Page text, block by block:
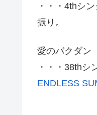
・・・4thシ
振り。
愛のバクダン
・・・38thシ
ENDLESS